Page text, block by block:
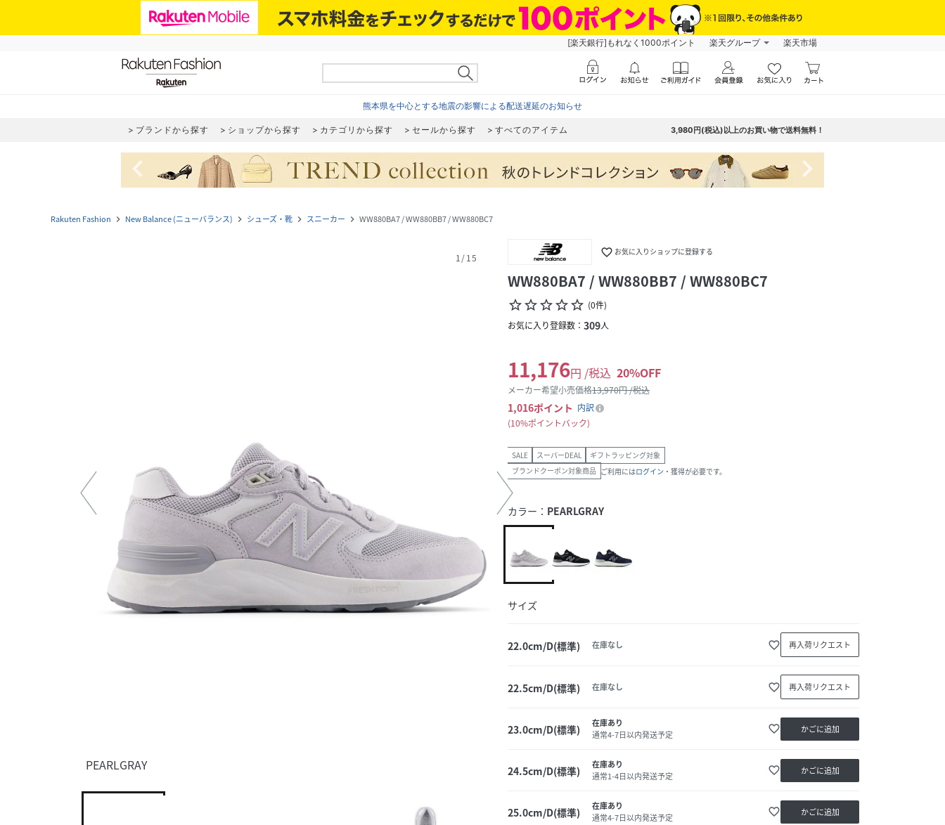
[楽天銀行]もれなく1000ポイント 楽天グループ 楽天市場
熊本県を中心とする地震の影響による配送遅延のお知らせ
ブランドから探す ショップから探す カテゴリから探す セールから探す すべてのアイテム 3,980円(税込)以上のお買い物で送料無料！
navigate_before navigate_next
Rakuten Fashion navigate_next New Balance (ニューバランス) navigate_next シューズ・靴 navigate_next スニーカー navigate_next WW880BA7 / WW880BB7 / WW880BC7
1/15
PEARLGRAY
favorite_border お気に入りショップに登録する
WW880BA7 / WW880BB7 / WW880BC7
star_borderstar_borderstar_borderstar_borderstar_border (0件)
お気に入り登録数： 309人
11,176円 /税込 20%OFF
メーカー希望小売価格13,970円 /税込
1,016ポイント 内訳
10%ポイントバック
SALE スーパーDEAL
ギフトラッピング対象
ブランドクーポン対象商品 ご利用にはログイン ・獲得が必要です。
カラー： PEARLGRAY
サイズ
22.0cm/D(標準) 在庫なし favorite_border 再入荷リクエスト
22.5cm/D(標準) 在庫なし favorite_border 再入荷リクエスト
23.0cm/D(標準)
在庫あり
通常4-7日以内発送予定
favorite_border かごに追加
24.5cm/D(標準)
在庫あり
通常1-4日以内発送予定
favorite_border かごに追加
25.0cm/D(標準)
在庫あり
通常4-7日以内発送予定
favorite_border かごに追加